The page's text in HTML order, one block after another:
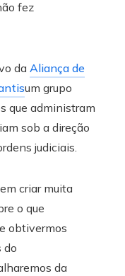
fez
daAliança de
um grupo
que administram
sob a direção
judiciais.
criar muita
o que
obtivermos
do
da